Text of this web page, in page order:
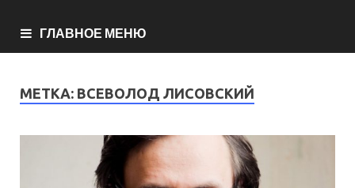
ГЛАВНОЕ МЕНЮ
МЕТКА: ВСЕВОЛОД ЛИСОВСКИЙ